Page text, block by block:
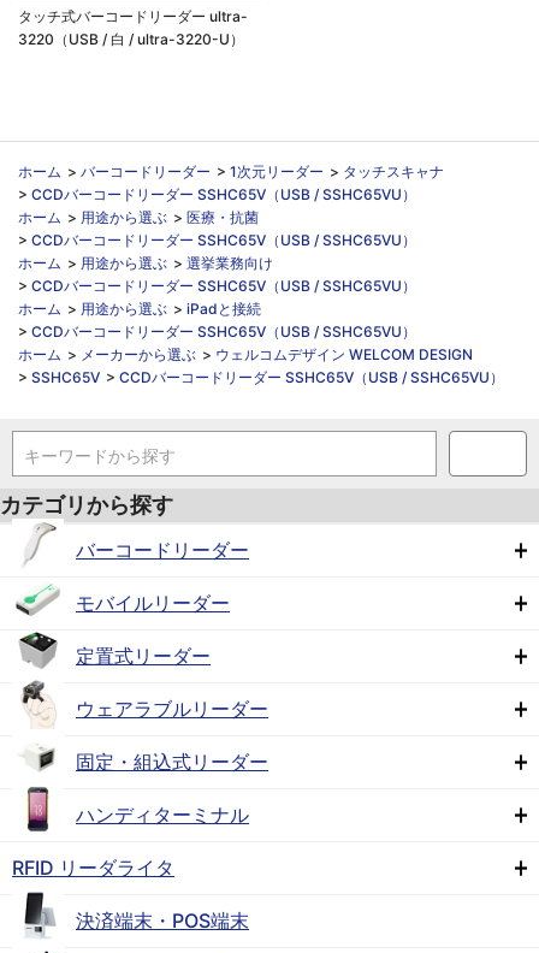
タッチ式バーコードリーダー ultra-
3220（USB / 白 / ultra-3220-U）
ホーム > バーコードリーダー > 1次元リーダー > タッチスキャナ
> CCDバーコードリーダー SSHC65V（USB / SSHC65VU）
ホーム > 用途から選ぶ > 医療・抗菌
> CCDバーコードリーダー SSHC65V（USB / SSHC65VU）
ホーム > 用途から選ぶ > 選挙業務向け
> CCDバーコードリーダー SSHC65V（USB / SSHC65VU）
ホーム > 用途から選ぶ > iPadと接続
> CCDバーコードリーダー SSHC65V（USB / SSHC65VU）
ホーム > メーカーから選ぶ > ウェルコムデザイン WELCOM DESIGN
> SSHC65V > CCDバーコードリーダー SSHC65V（USB / SSHC65VU）
キーワードから探す
カテゴリから探す
バーコードリーダー
モバイルリーダー
定置式リーダー
ウェアラブルリーダー
固定・組込式リーダー
ハンディターミナル
RFID リーダライタ
決済端末・POS端末